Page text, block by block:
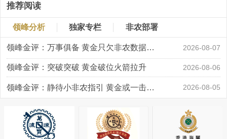
推荐阅读
领峰分析 独家专栏 非农部署
领峰金评：万事俱备 黄金只欠非农数据“东风” 2026-08-07
领峰金评：突破突破 黄金破位火箭拉升 2026-08-06
领峰金评：静待小非农指引 黄金或一击破局 2026-08-05